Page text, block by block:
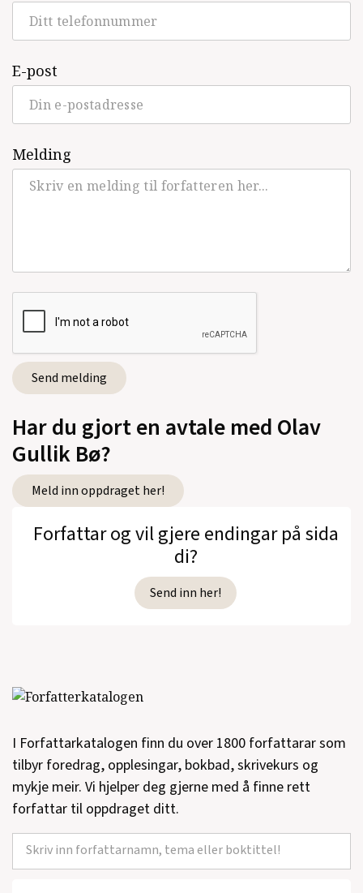
Ulfsætta (2)(1996)
Arvegull (red.) Andris Vang og livsverket
hans(1995)
Studieutgåve over Knut Hauges Sagaen om
Ulfsætta (1)(1992)
Kjærteikn - petitdikt
(1988)
Solstrå - vers og viser
Oskeladd under Grindafiell. Spelet om
tradisjonssamlaren_x000D_Andris Vang
(1980)
Dei løynde kjeldene. Skjønnlitteratur frå
Valdres._x000D_Litteraturhistorie (saman
med Signe Nes Håre)(1979)
E-post
Melding
Har du gjort en avtale med Olav
Gullik Bø?
Meld inn oppdraget her!
Forfattar og vil gjere endingar på sida
di?
Send inn her!
I Forfattarkatalogen finn du over 1800 forfattarar som
tilbyr foredrag, opplesingar, bokbad, skrivekurs og
mykje meir. Vi hjelper deg gjerne med å finne rett
forfattar til oppdraget ditt.